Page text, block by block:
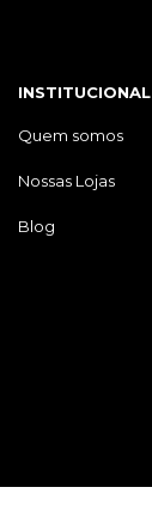
INSTITUCIONAL
Quem somos
Nossas Lojas
Blog